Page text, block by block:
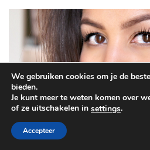
We gebruiken cookies om je de
bieden.
Je kunt meer te weten komen over
of ze uitschakelen in settings.
Accepteer